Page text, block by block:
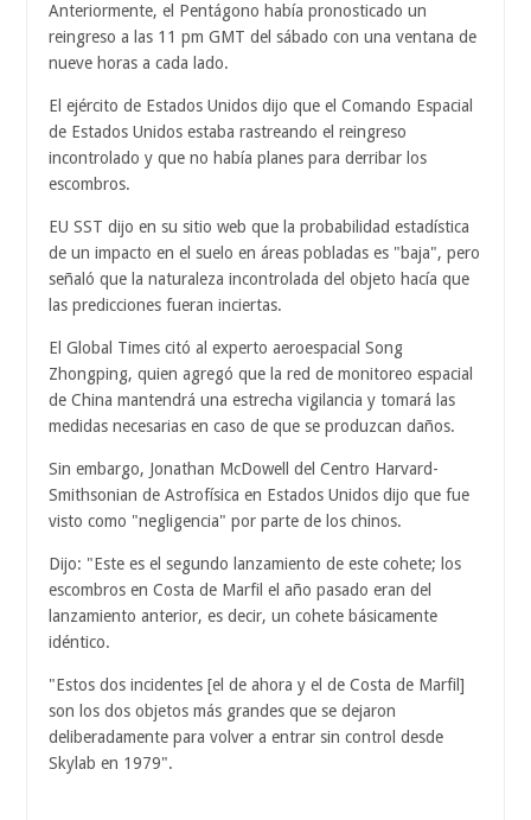
Anteriormente, el Pentágono había pronosticado un
reingreso a las 11 pm GMT del sábado con una ventana de
nueve horas a cada lado.
El ejército de Estados Unidos dijo que el Comando Espacial
de Estados Unidos estaba rastreando el reingreso
incontrolado y que no había planes para derribar los
escombros.
EU SST dijo en su sitio web que la probabilidad estadística
de un impacto en el suelo en áreas pobladas es "baja", pero
señaló que la naturaleza incontrolada del objeto hacía que
las predicciones fueran inciertas.
El Global Times citó al experto aeroespacial Song
Zhongping, quien agregó que la red de monitoreo espacial
de China mantendrá una estrecha vigilancia y tomará las
medidas necesarias en caso de que se produzcan daños.
Sin embargo, Jonathan McDowell del Centro Harvard-
Smithsonian de Astrofísica en Estados Unidos dijo que fue
visto como "negligencia" por parte de los chinos.
Dijo: "Este es el segundo lanzamiento de este cohete; los
escombros en Costa de Marfil el año pasado eran del
lanzamiento anterior, es decir, un cohete básicamente
idéntico.
"Estos dos incidentes [el de ahora y el de Costa de Marfil]
son ​​los dos objetos más grandes que se dejaron
deliberadamente para volver a entrar sin control desde
Skylab en 1979".